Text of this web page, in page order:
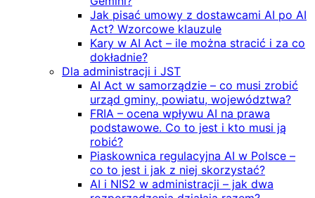
Jak pisać umowy z dostawcami AI po AI
Act? Wzorcowe klauzule
Kary w AI Act – ile można stracić i za co
dokładnie?
Dla administracji i JST
AI Act w samorządzie – co musi zrobić
urząd gminy, powiatu, województwa?
FRIA – ocena wpływu AI na prawa
podstawowe. Co to jest i kto musi ją
robić?
Piaskownica regulacyjna AI w Polsce –
co to jest i jak z niej skorzystać?
AI i NIS2 w administracji – jak dwa